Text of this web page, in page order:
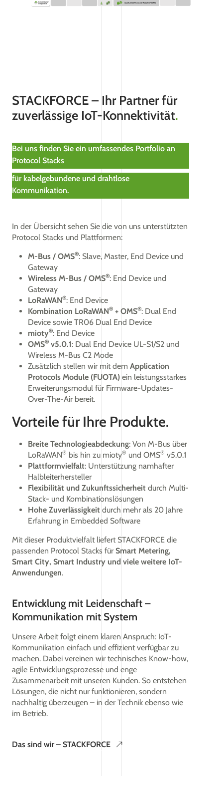
STACKFORCE – Ihr Partner für
zuverlässige IoT-Konnektivität.
Bei uns finden Sie ein umfassendes Portfolio an
Protocol Stacks
für kabelgebundene und drahtlose
Kommunikation.
In der Übersicht sehen Sie die von uns unterstützten
Protocol Stacks und Plattformen:
M-Bus / OMS®: Slave, Master, End Device und
Gateway
Wireless M-Bus / OMS®: End Device und
Gateway
LoRaWAN®: End Device
Kombination LoRaWAN® + OMS®: Dual End
Device sowie TR06 Dual End Device
mioty®: End Device
OMS® v5.0.1: Dual End Device UL-S1/S2 und
Wireless M-Bus C2 Mode
Zusätzlich stellen wir mit demApplication
Protocols Module (FUOTA) ein leistungsstarkes
Erweiterungsmodul für Firmware-Updates-
Over-The-Air bereit.
Vorteile für Ihre Produkte.
Breite Technologieabdeckung: Von M-Bus über
LoRaWAN® bis hin zu mioty® und OMS® v5.0.1
Plattformvielfalt: Unterstützung namhafter
Halbleiterhersteller
Flexibilität und Zukunftssicherheit durch Multi-
Stack- und Kombinationslösungen
Hohe Zuverlässigkeit durch mehr als 20 Jahre
Erfahrung in Embedded Software
Mit dieser Produktvielfalt liefert STACKFORCE die
passenden Protocol Stacks fürSmart Metering,
Smart City, Smart Industry und viele weitere IoT-
Anwendungen.
Entwicklung mit Leidenschaft –
Kommunikation mit System
Unsere Arbeit folgt einem klaren Anspruch: IoT-
Kommunikation einfach und effizient verfügbar zu
machen. Dabei vereinen wir technisches Know-how,
agile Entwicklungsprozesse und enge
Zusammenarbeit mit unseren Kunden. So entstehen
Lösungen, die nicht nur funktionieren, sondern
nachhaltig überzeugen – in der Technik ebenso wie
im Betrieb.
Das sind wir – STACKFORCE